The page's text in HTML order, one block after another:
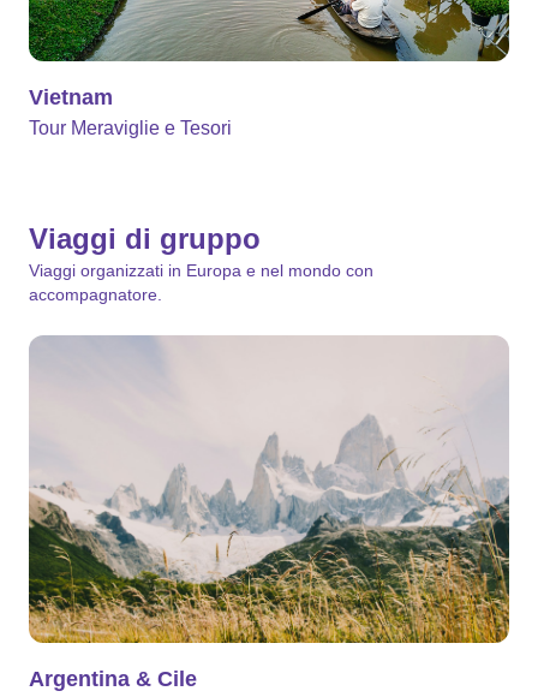
Vietnam
Tour Meraviglie e Tesori
Viaggi di gruppo
Viaggi organizzati in Europa e nel mondo con
accompagnatore.
Argentina & Cile